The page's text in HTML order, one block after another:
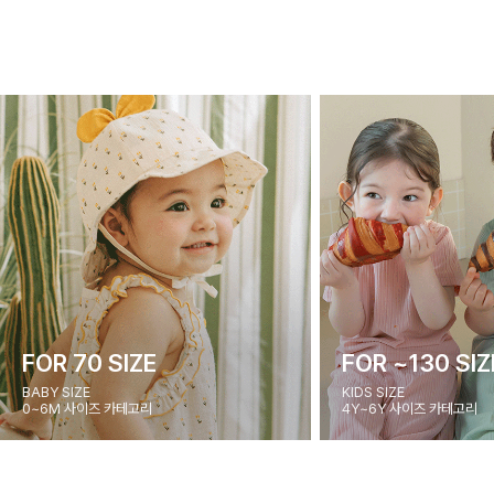
FOR 70 SIZE
BABY SIZE
0~6M 사이즈 카테고리
FOR ~130
KIDS SIZE
4Y~6Y 사이즈 카테고리